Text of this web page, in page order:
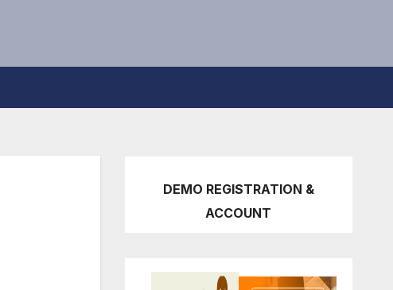
DEMO REGISTRATION &
ACCOUNT